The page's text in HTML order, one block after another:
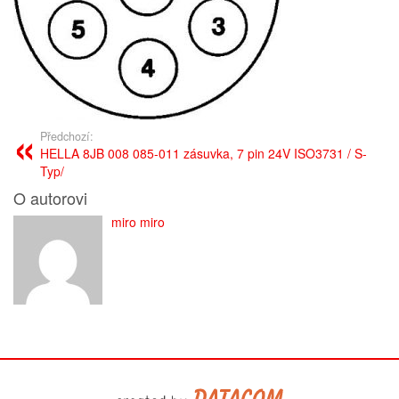
Předchozí:
HELLA 8JB 008 085-011 zásuvka, 7 pin 24V ISO3731 / S-
Typ/
O autorovi
miro miro